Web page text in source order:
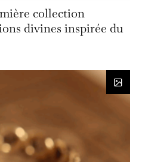
collection
divines inspirée du